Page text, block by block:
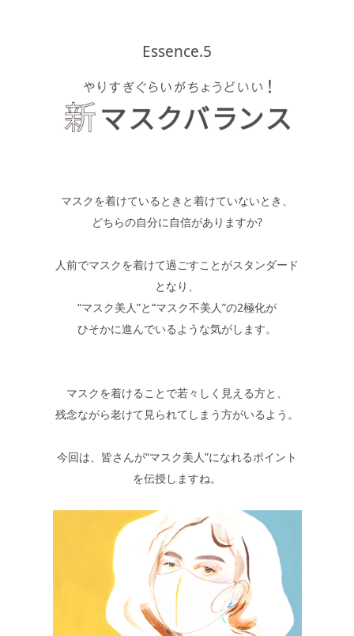
Essence.5
マスクを着けているときと着けていないとき、
どちらの自分に自信がありますか?
人前でマスクを着けて過ごすことがスタンダード
となり、
“マスク美人”と“マスク不美人”の2極化が
ひそかに進んでいるような気がします。
マスクを着けることで若々しく見える方と、
残念ながら老けて見られてしまう方がいるよう。
今回は、皆さんが“マスク美人”になれるポイント
を伝授しますね。
男性にもおすすめ
OTHER